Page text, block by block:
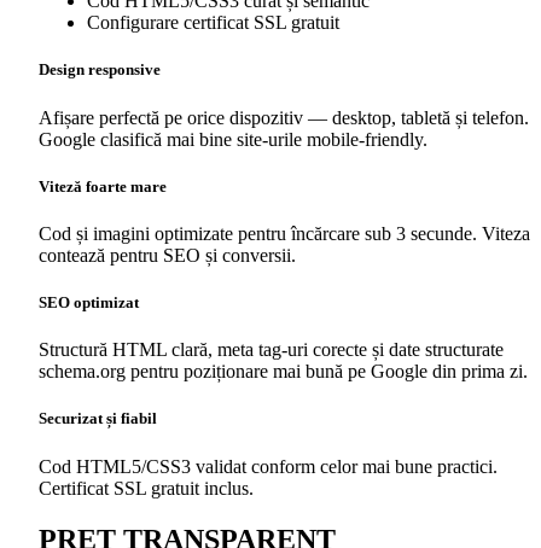
Configurare certificat SSL gratuit
Design responsive
Afișare perfectă pe orice dispozitiv — desktop, tabletă și telefon.
Google clasifică mai bine site-urile mobile-friendly.
Viteză foarte mare
Cod și imagini optimizate pentru încărcare sub 3 secunde. Viteza
contează pentru SEO și conversii.
SEO optimizat
Structură HTML clară, meta tag-uri corecte și date structurate
schema.org pentru poziționare mai bună pe Google din prima zi.
Securizat și fiabil
Cod HTML5/CSS3 validat conform celor mai bune practici.
Certificat SSL gratuit inclus.
PREȚ TRANSPARENT